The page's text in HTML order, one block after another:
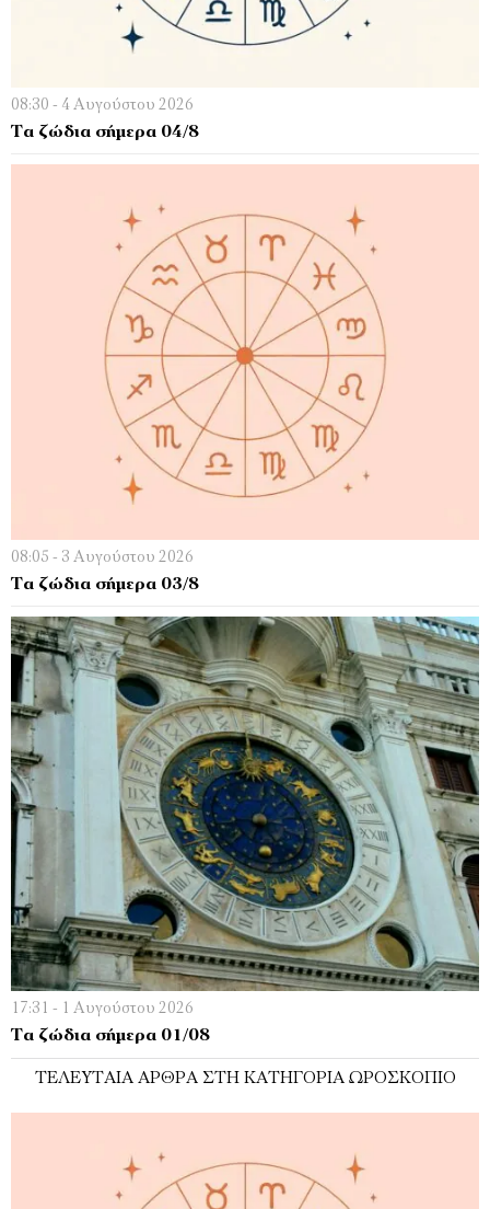
08:30 - 4 Αυγούστου 2026
Τα ζώδια σήμερα 04/8
08:05 - 3 Αυγούστου 2026
Τα ζώδια σήμερα 03/8
17:31 - 1 Αυγούστου 2026
Τα ζώδια σήμερα 01/08
ΤΕΛΕΥΤΑΊΑ ΆΡΘΡΑ ΣΤΗ ΚΑΤΗΓΟΡΊΑ ΩΡΟΣΚΌΠΙΟ